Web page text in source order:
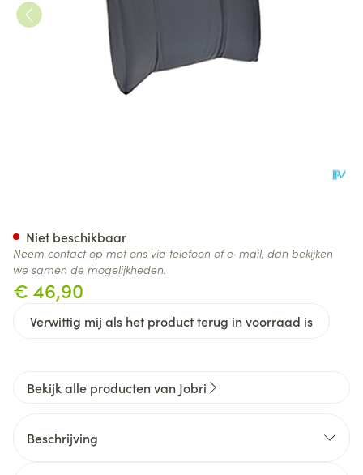
€ 46,90
Verwittig mij als het product terug in voorraad is
Niet beschikbaar
Neem contact op met ons via telefoon of e-mail, dan bekijken
we samen de mogelijkheden.
Bekijk alle producten van Jobri
Beschrijving